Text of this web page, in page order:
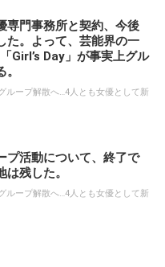
専門事務所と契約、今後
た。よって、芸能界の一
Girl’s Day」が事実上グル
ループ解散へ…4人とも女優として新
プ活動について、終了で
残した。
ループ解散へ…4人とも女優として新